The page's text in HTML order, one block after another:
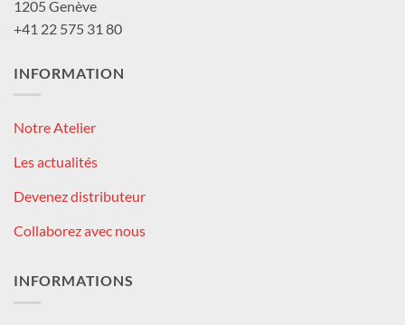
1205 Genève
+41 22 575 31 80
INFORMATION
Notre Atelier
Les actualités
Devenez distributeur
Collaborez avec nous
INFORMATIONS